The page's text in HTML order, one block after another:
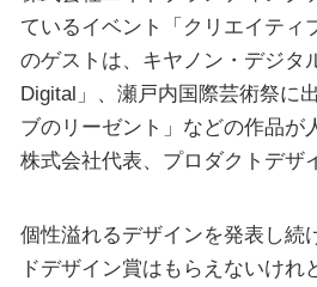
ているイベント「クリエイティ
のゲストは、キヤノン・デジタ
Digital」、瀬戸内国際芸術祭に
ブのリーゼント」などの作品が
株式会社代表、プロダクトデザ
個性溢れるデザインを発表し続
ドデザイン賞はもらえないけれ